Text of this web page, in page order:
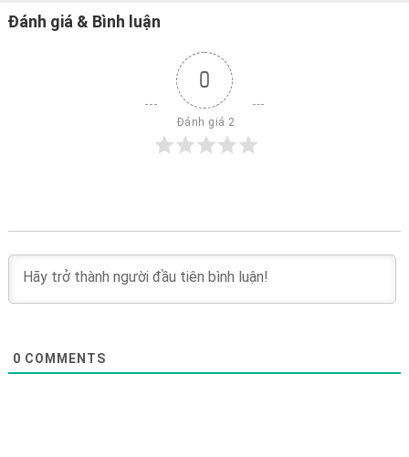
Đánh giá & Bình luận
0
Đánh giá 2
0 COMMENTS